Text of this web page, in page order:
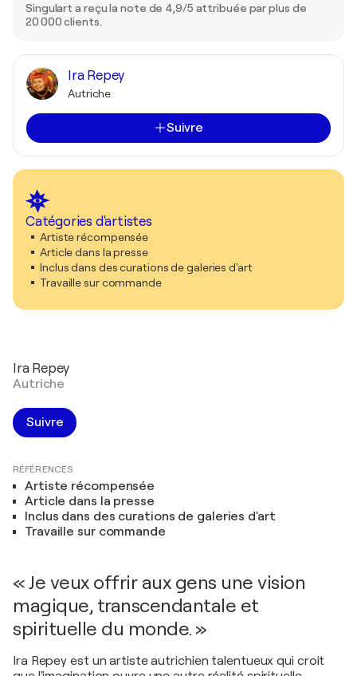
Singulart a reçu la note de 4,9/5 attribuée par plus de
20 000 clients.
Ira Repey
Autriche
Suivre
Catégories d'artistes
Artiste récompensée
Article dans la presse
Inclus dans des curations de galeries d'art
Travaille sur commande
Ira Repey
Autriche
Suivre
RÉFÉRENCES
Artiste récompensée
Article dans la presse
Inclus dans des curations de galeries d'art
Travaille sur commande
« Je veux offrir aux gens une vision
magique, transcendantale et
spirituelle du monde. »
Ira Repey est un artiste autrichien talentueux qui croit